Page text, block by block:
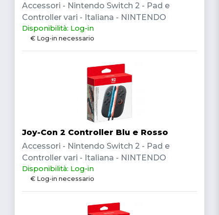
Accessori - Nintendo Switch 2 - Pad e
Controller vari - Italiana - NINTENDO
Disponibilità: Log-in
€ Log-in necessario
Joy-Con 2 Controller Blu e Rosso
Accessori - Nintendo Switch 2 - Pad e
Controller vari - Italiana - NINTENDO
Disponibilità: Log-in
€ Log-in necessario